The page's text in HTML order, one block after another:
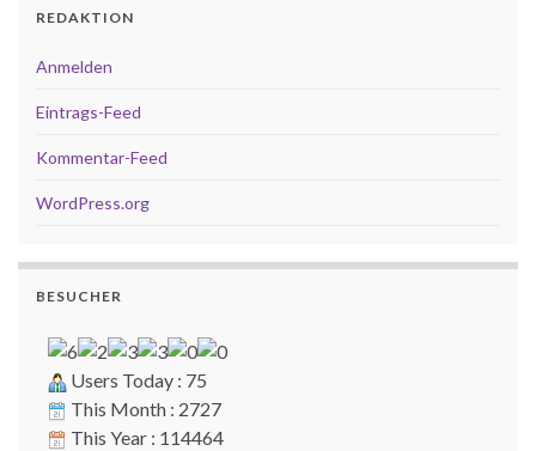
REDAKTION
Anmelden
Eintrags-Feed
Kommentar-Feed
WordPress.org
BESUCHER
Users Today : 75
This Month : 2727
This Year : 114464